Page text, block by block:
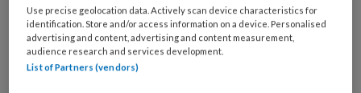
Use precise geolocation data. Actively scan device characteristics for
identification. Store and/or access information on a device. Personalised
advertising and content, advertising and content measurement,
audience research and services development.
List of Partners (vendors)